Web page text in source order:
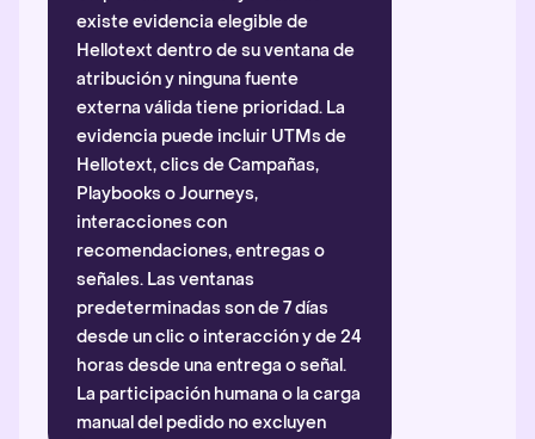
existe evidencia elegible de
Hellotext dentro de su ventana de
atribución y ninguna fuente
externa válida tiene prioridad. La
evidencia puede incluir UTMs de
Hellotext, clics de Campañas,
Playbooks o Journeys,
interacciones con
recomendaciones, entregas o
señales. Las ventanas
predeterminadas son de 7 días
desde un clic o interacción y de 24
horas desde una entrega o señal.
La participación humana o la carga
manual del pedido no excluyen